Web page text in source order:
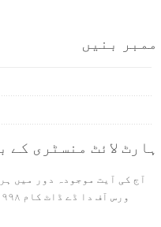
ممبر بنیں
ہارٹ لائٹ منسٹری کے